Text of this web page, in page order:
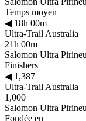
Temps moyen
◀18h 00m
Ultra-Trail Australia
21h 00m
Salomon Ultra Pirineu
Finishers
◀1,387
Ultra-Trail Australia
1,000
Salomon Ultra Pirineu
Fondée en